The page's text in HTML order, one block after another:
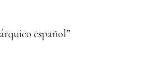
español”